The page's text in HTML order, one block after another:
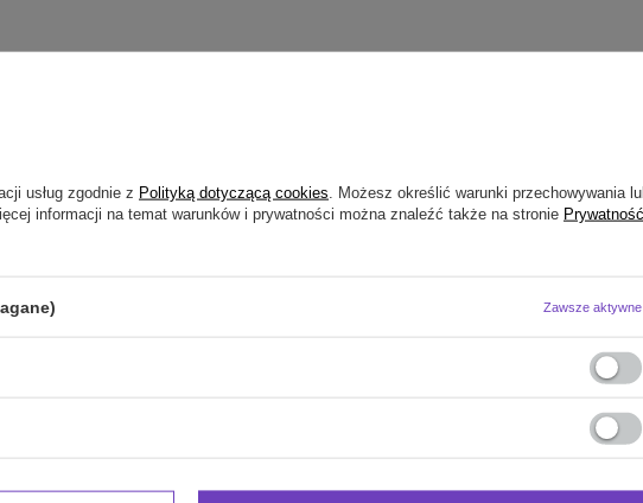
pomocy? Masz pytania?
usług zgodnie z Polityką dotyczącą cookies . Możesz określić warunki przechowywania
informacji na temat warunków i prywatności można znaleźć także na stronie
Zawsze aktywne